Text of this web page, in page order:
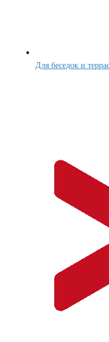
Для беседок и